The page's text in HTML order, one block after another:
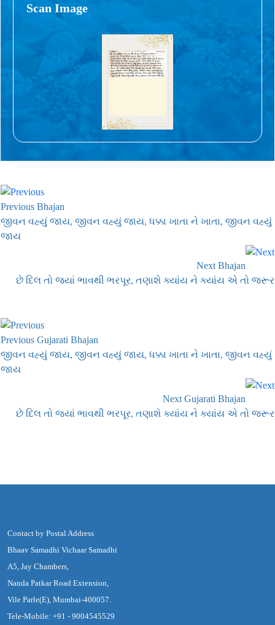
Scan Image
Previous Bhajan
જીવન વહ્યું જાય, જીવન વહ્યું જાય, ધક્કા ખાતા ને ખાતા, જીવન વહ્યું
જાય
Next Bhajan
છે દિલ તો જ્યાં ભાવથી ભરપૂર, તણાશે ક્યાંય ને ક્યાંય એ તો જરૂર
Previous Gujarati Bhajan
જીવન વહ્યું જાય, જીવન વહ્યું જાય, ધક્કા ખાતા ને ખાતા, જીવન વહ્યું
જાય
Next Gujarati Bhajan
છે દિલ તો જ્યાં ભાવથી ભરપૂર, તણાશે ક્યાંય ને ક્યાંય એ તો જરૂર
Contact by Postal Address
Bhaav Samadhi Vichaar Samadhi
A5, Jay Chambers,
Nanda Patkar Road Extension,
Vile Parle(E), Mumbai-400057.
Tele-Mobile: +91 - 9004545529